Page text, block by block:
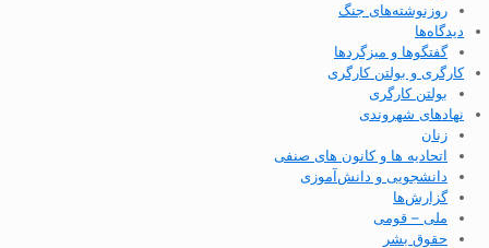
روزنوشته‌های جنگ
دیدگاه‌ها
گفتگوها و میزگردها
کارگری و بولتن کارگری
بولتن کارگری
نهادهای شهروندی
زنان
اتحادیه ها و کانون های صنفی
دانشجویی و دانش‌آموزی
گزارش‌ها
ملی – قومی
حقوق بشر